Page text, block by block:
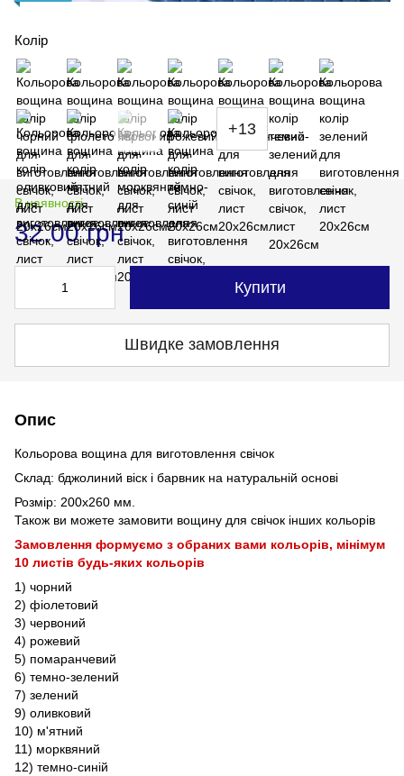
Колір
+13
В наявності
32.00 грн
Купити
Швидке замовлення
Опис
Кольорова вощина для виготовлення свічок
Склад: бджолиний віск і барвник на натуральній основі
Розмір: 200x260 мм.
Також ви можете замовити вощину для свічок інших кольорів
Замовлення формуємо з обраних вами кольорів, мінімум
10 листів будь-яких кольорів
1) чорний
2) фіолетовий
3) червоний
4) рожевий
5) помаранчевий
6) темно-зелений
7) зелений
9) оливковий
10) м'ятний
11) морквяний
12) темно-синій